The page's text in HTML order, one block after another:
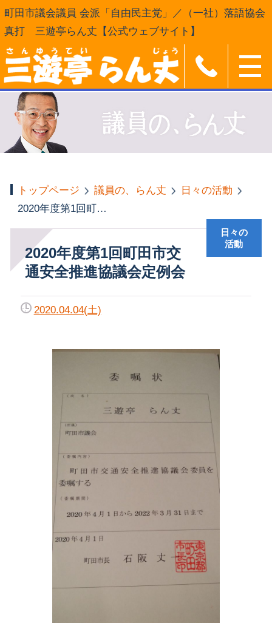
町田市議会議員 会派「自由民主党」／（一社）落語協会
真打 三遊亭らん丈【公式ウェブサイト】
トップページ 議員の、らん丈
日々の活動
2020年度第1回町田市交通安全推進協議会定例会
2020年度第1回町田市交
通安全推進協議会定例会
日々の
活動
2020.04.04(土)